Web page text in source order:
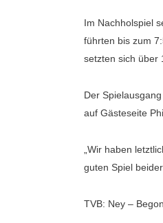
Im Nachholspiel
führten bis zum
setzten sich über
Der
auf Gästeseite
„Wir haben
guten Spiel
TVB: Ney –